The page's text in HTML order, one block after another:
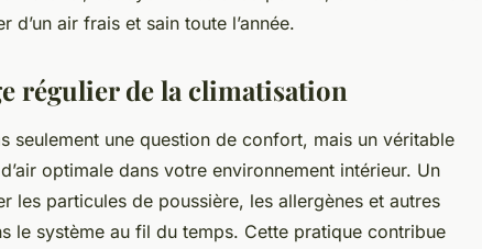
air frais et sain toute l’année.
régulier de la climatisation
seulement une question de confort, mais un véritable
optimale dans votre environnement intérieur. Un
les particules de poussière, les allergènes et autres
le système au fil du temps. Cette pratique contribue